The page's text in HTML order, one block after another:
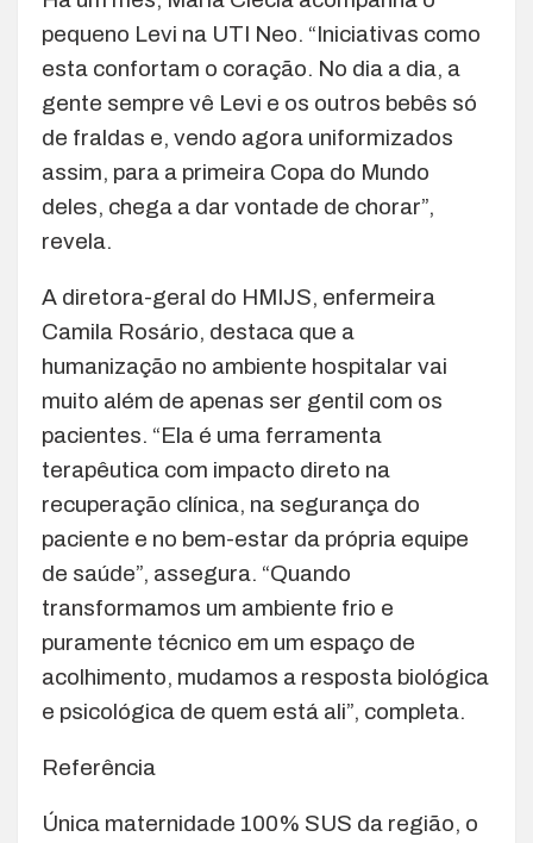
pequeno Levi na UTI Neo. “Iniciativas como
esta confortam o coração. No dia a dia, a
gente sempre vê Levi e os outros bebês só
de fraldas e, vendo agora uniformizados
assim, para a primeira Copa do Mundo
deles, chega a dar vontade de chorar”,
revela.
A diretora-geral do HMIJS, enfermeira
Camila Rosário, destaca que a
humanização no ambiente hospitalar vai
muito além de apenas ser gentil com os
pacientes. “Ela é uma ferramenta
terapêutica com impacto direto na
recuperação clínica, na segurança do
paciente e no bem-estar da própria equipe
de saúde”, assegura. “Quando
transformamos um ambiente frio e
puramente técnico em um espaço de
acolhimento, mudamos a resposta biológica
e psicológica de quem está ali”, completa.
Referência
Única maternidade 100% SUS da região, o